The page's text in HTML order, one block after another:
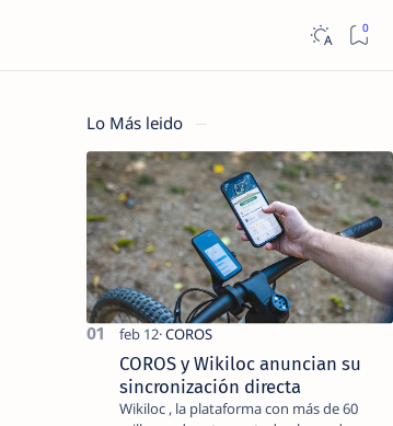
Lo Más leido
COROS y Wikiloc anuncian su
sincronización directa
Wikiloc , la plataforma con más de 60